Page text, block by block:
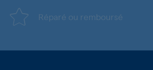
Réparé ou remboursé